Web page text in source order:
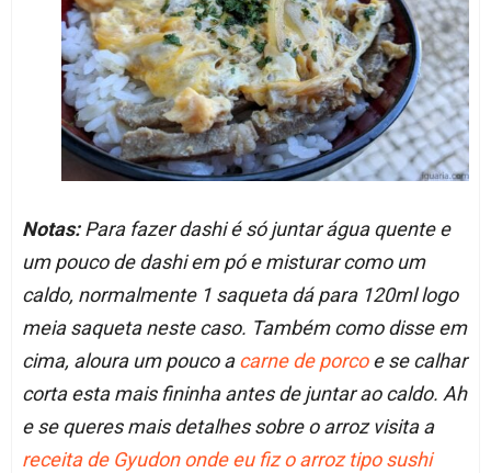
Notas:Para fazer dashi é só juntar água quente e
um pouco de dashi em pó e misturar como um
caldo, normalmente 1 saqueta dá para 120ml logo
meia saqueta neste caso. Também como disse em
cima, aloura um pouco acarne de porcoe se calhar
corta esta mais fininha antes de juntar ao caldo. Ah
e se queres mais detalhes sobre o arroz visita a
receita de Gyudon onde eu fiz o arroz tipo sushi